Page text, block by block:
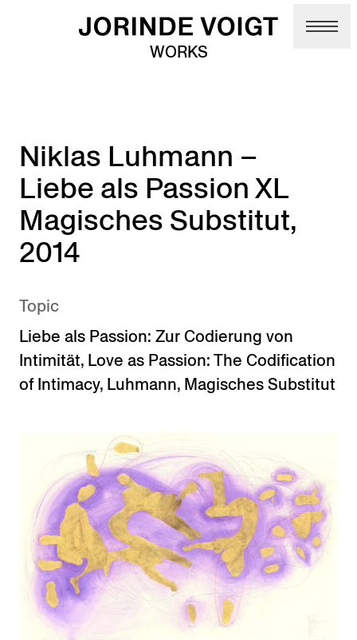
Skip to main content
WORKS
Niklas Luhmann –
Liebe als Passion XL
Magisches Substitut,
2014
Topic
Liebe als Passion: Zur Codierung von
Intimität, Love as Passion: The Codification
of Intimacy, Luhmann, Magisches Substitut